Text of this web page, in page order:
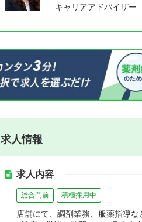
キャリアアドバイザ
求人情報
求人内容
総合門前 積極採用中
店舗にて、調剤業務、服薬指導な